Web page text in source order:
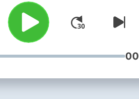
reveal how their books
developed and give tips on
how to write your own
Find this as a podcast or
YouTube by searching 5